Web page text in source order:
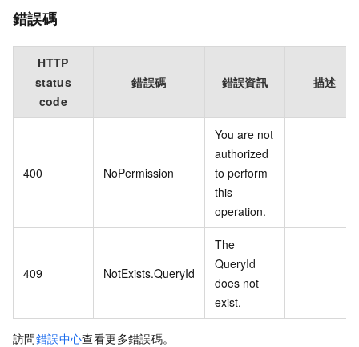
錯誤碼
HTTP
status
code
錯誤碼 錯誤資訊 描述
400 NoPermission
You are not
authorized
to perform
this
operation.
409 NotExists.QueryId
The
QueryId
does not
exist.
訪問錯誤中心查看更多錯誤碼。